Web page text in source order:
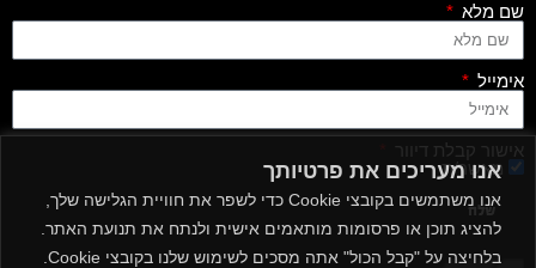
אנו מעריכים את פרטיותך
אנו משתמשים בקובצי Cookie כדי לשפר את חוויית הגלישה שלך,
להציג תוכן או פרסומות מותאמים אישית ולנתח את תנועת האתר.
בלחיצה על "קבל הכול" אתה מסכים לשימוש שלנו בקובצי Cookie.
שם מלא
אימייל
אישור קבלת דיוור
מאשר/ת
שלח